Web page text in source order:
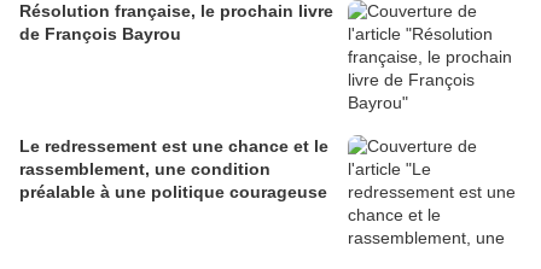
Résolution française, le prochain livre
de François Bayrou
Le redressement est une chance et le
rassemblement, une condition
préalable à une politique courageuse